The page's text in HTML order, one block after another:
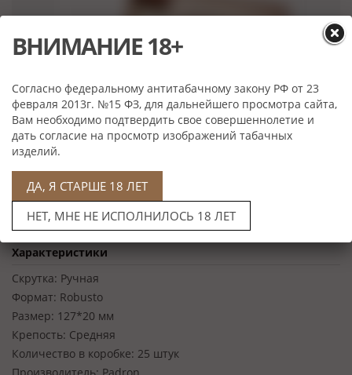
Нет в наличии
Характеристики
Скрутка: Ручная
Формат: Robusto
Размер: 127*20 мм
Крепость: Средняя
Количество в коробке: 25 штук
Производитель: Padron
ВНИМАНИЕ 18+
Согласно федеральному антитабачному закону РФ от 23
февраля 2013г. №15 ФЗ, для дальнейшего просмотра сайта,
Вам необходимо подтвердить свое совершеннолетие и
дать согласие на просмотр изображений табачных
изделий.
ДА, Я СТАРШЕ 18 ЛЕТ
НЕТ, МНЕ НЕ ИСПОЛНИЛОСЬ 18 ЛЕТ